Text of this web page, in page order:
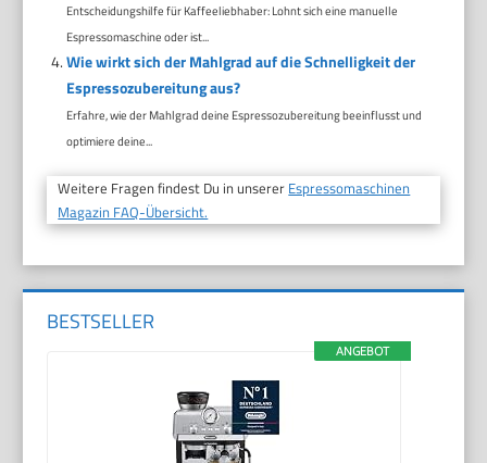
Entscheidungshilfe für Kaffeeliebhaber: Lohnt sich eine manuelle
Espressomaschine oder ist...
Wie wirkt sich der Mahlgrad auf die Schnelligkeit der
Espressozubereitung aus?
Erfahre, wie der Mahlgrad deine Espressozubereitung beeinflusst und
optimiere deine...
Weitere Fragen findest Du in unserer Espressomaschinen
Magazin FAQ-Übersicht.
BESTSELLER
ANGEBOT